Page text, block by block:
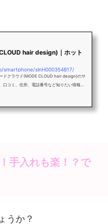
hair design)｜ホット
slnH000354817/
ドクラウド(MODE CLOUD hair design)のサ
口コミ、住所、電話番号など知りたい情報満
手入れも楽！？で
うか？